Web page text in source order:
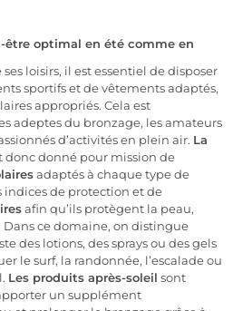
être optimal en été comme en
loisirs, il est essentiel de disposer
sportifs et de vêtements adaptés,
appropriés. Cela est
adeptes du bronzage, les amateurs
d’activités en plein air. La
donc donné pour mission de
adaptés à chaque type de
indices de protection et de
afin qu’ils protègent la peau,
Dans ce domaine, on distingue
des lotions, des sprays ou des gels
le surf, la randonnée, l’escalade ou
Les produits après-soleil sont
un supplément